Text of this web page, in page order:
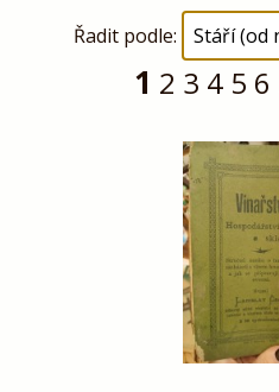
Řadit podle:
1 2 3 4 5 6